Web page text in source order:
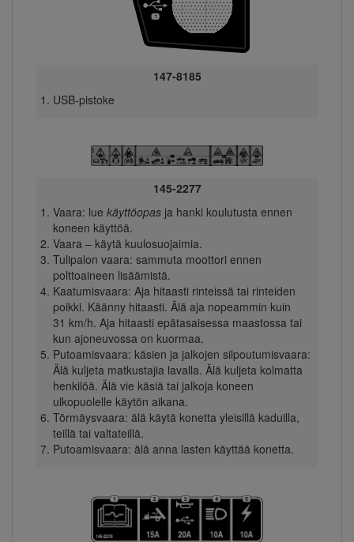
147-8185
USB-pistoke
145-2277
Vaara: lue käyttöopasja hanki koulutusta ennen
koneen käyttöä.
Vaara – käytä kuulosuojaimia.
Tulipalon vaara: sammuta moottori ennen
polttoaineen lisäämistä.
Kaatumisvaara: Aja hitaasti rinteissä tai rinteiden
poikki. Käänny hitaasti. Älä aja nopeammin kuin
31 km/h. Aja hitaasti epätasaisessa maastossa tai
kun ajoneuvossa on kuormaa.
Putoamisvaara: käsien ja jalkojen silpoutumisvaara:
Älä kuljeta matkustajia lavalla. Älä kuljeta kolmatta
henkilöä. Älä vie käsiä tai jalkoja koneen
ulkopuolelle käytön aikana.
Törmäysvaara: älä käytä konetta yleisillä kaduilla,
teillä tai valtateillä.
Putoamisvaara: älä anna lasten käyttää konetta.